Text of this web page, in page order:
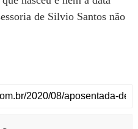
de Silvio Santos não